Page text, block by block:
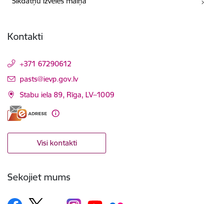
Kontakti
+371 67290612
E-pasts:
pasts@ievp.gov.lv
Stabu iela 89, Rīga, LV–1009
Visi kontakti
Sekojiet mums